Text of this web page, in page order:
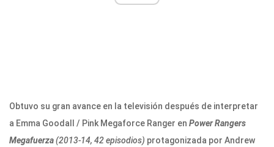
Obtuvo su gran avance en la televisión después de interpretar
a Emma Goodall / Pink Megaforce Ranger en Power Rangers
Megafuerza(2013-14, 42 episodios) protagonizada por Andrew